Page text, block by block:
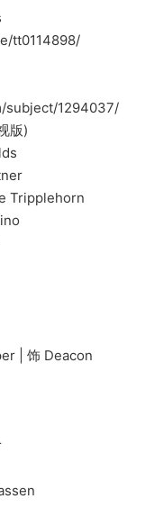
tt0114898/
1294037/
版)
饰 Deacon